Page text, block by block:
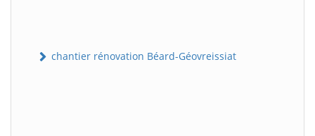
chantier rénovation Béard-Géovreissiat